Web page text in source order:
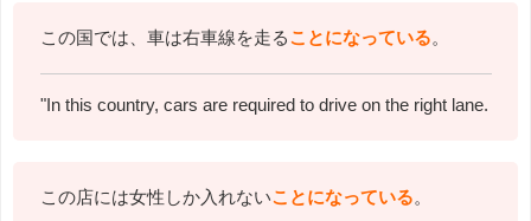
この国では、車は右車線を走ることになっている。
"In this country, cars are required to drive on the right lane.
この店には女性しか入れないことになっている。